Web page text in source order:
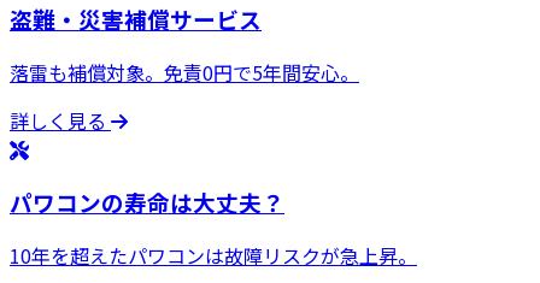
盗難・災害補償サービス
落雷も補償対象。免責0円で5年間安心。
詳しく見る
パワコンの寿命は大丈夫？
10年を超えたパワコンは故障リスクが急上昇。